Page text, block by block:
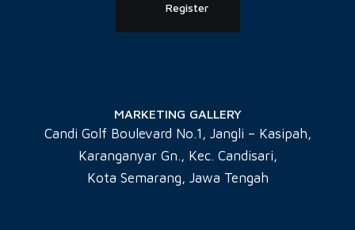
Register
MARKETING GALLERY
Candi Golf Boulevard No.1, Jangli – Kasipah,
Karanganyar Gn., Kec. Candisari,
Kota Semarang, Jawa Tengah